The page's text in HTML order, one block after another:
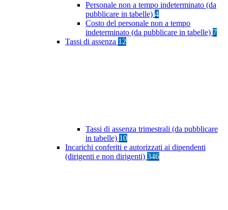
Personale non a tempo indeterminato (da
pubblicare in tabelle) 4
Costo del personale non a tempo
indeterminato (da pubblicare in tabelle) 7
Tassi di assenza 12
Tassi di assenza trimestrali (da pubblicare
in tabelle) 10
Incarichi conferiti e autorizzati ai dipendenti
(dirigenti e non dirigenti) 346